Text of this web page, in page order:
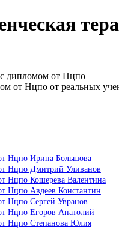
с дипломом от Нцпо
от Нцпо от реальных
Нцпо Ирина Большова
от Нцпо Дмитрий Уливанов
Нцпо Кошерева Валентина
Нцпо Авдеев Константин
Нцпо Сергей Увранов
Нцпо Егоров Анатолий
Нцпо Степанова Юлия